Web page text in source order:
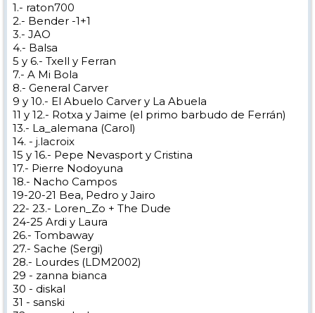
1.- raton700
2.- Bender -1+1
3.- JAO
4.- Balsa
5 y 6.- Txell y Ferran
7.- A Mi Bola
8.- General Carver
9 y 10.- El Abuelo Carver y La Abuela
11 y 12.- Rotxa y Jaime (el primo barbudo de Ferrán)
13.- La_alemana (Carol)
14. - j.lacroix
15 y 16.- Pepe Nevasport y Cristina
17.- Pierre Nodoyuna
18.- Nacho Campos
19-20-21 Bea, Pedro y Jairo
22- 23.- Loren_Zo + The Dude
24-25 Ardi y Laura
26.- Tombaway
27.- Sache (Sergi)
28.- Lourdes (LDM2002)
29 - zanna bianca
30 - diskal
31 - sanski